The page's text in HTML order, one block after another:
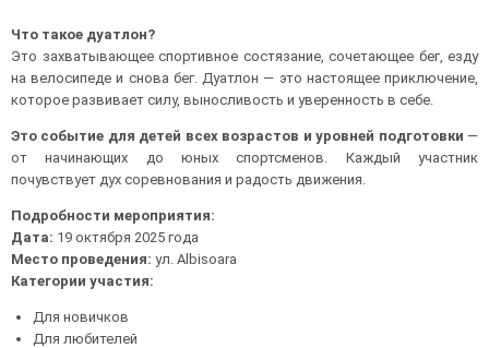
Что такое дуатлон?
Это захватывающее спортивное состязание, сочетающее бег, езду
на велосипеде и снова бег. Дуатлон — это настоящее приключение,
которое развивает силу, выносливость и уверенность в себе.
Это событие для детей всех возрастов и уровней подготовки —
от начинающих до юных спортсменов. Каждый участник
почувствует дух соревнования и радость движения.
Подробности мероприятия:
Дата: 19 октября 2025 года
Место проведения: ул. Albisoara
Категории участия:
Для новичков
Для любителей